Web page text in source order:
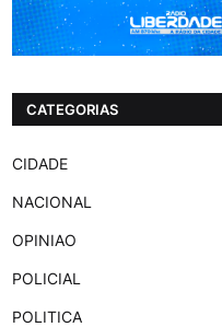
CATEGORIAS
CIDADE
NACIONAL
OPINIAO
POLICIAL
POLITICA